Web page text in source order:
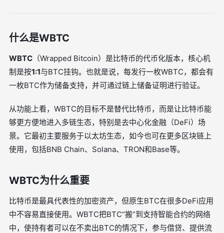
什么是WBTC
WBTC （Wrapped Bitcoin）是比特币的代币化版本，核心机
制是按1:1与BTC挂钩。也就是说，每发行一枚WBTC，都会有
一枚BTC作为储备支持，并可通过链上储备证明进行验证。
从功能上看，WBTC的目标不是替代比特币，而是让比特币能
够更方便地进入多链生态，特别是去中心化金融（DeFi）场
景。它最初主要服务于以太坊生态，如今也可在更多区块链上
使用，包括BNB Chain、Solana、TRON和Base等。
WBTC为什么重要
比特币是最具代表性的加密资产，但原生BTC在很多DeFi应用
中不容易直接使用。WBTC把BTC“搬”到支持智能合约的网络
中，使持有者可以在不卖出BTC的情况下，参与借贷、提供流